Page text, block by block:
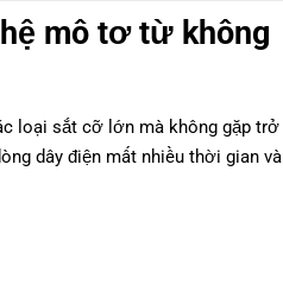
mô tơ từ không
loại sắt cỡ lớn mà không gặp trở
dây điện mất nhiều thời gian và